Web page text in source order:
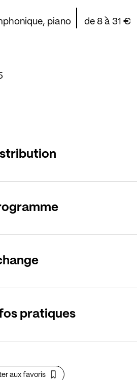
piano de 8 à 31 €
pratiques
aux favoris